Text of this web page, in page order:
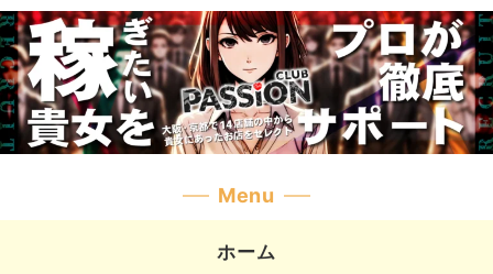
ジ
送
り
Menu
ホーム